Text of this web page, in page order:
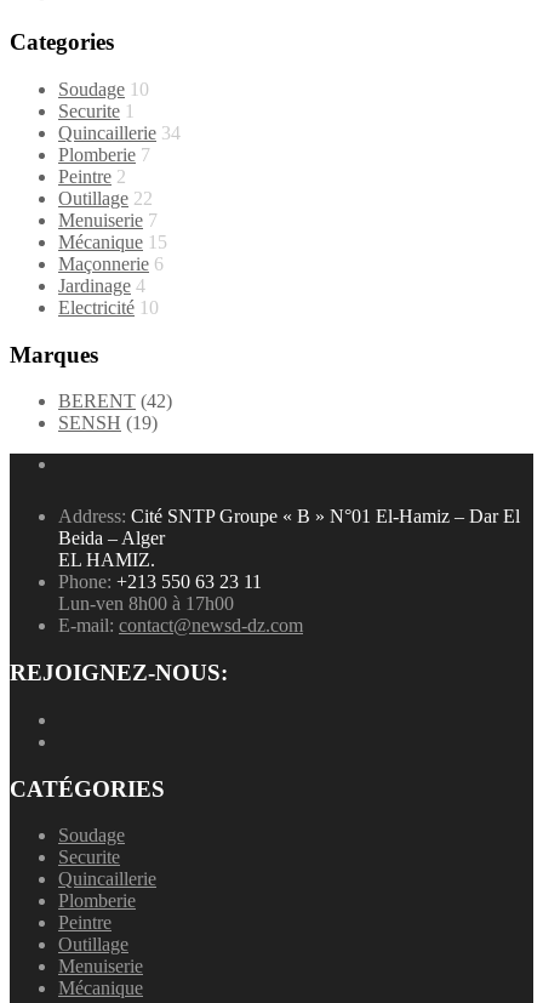
Categories
Soudage 10
Securite 1
Quincaillerie 34
Plomberie 7
Peintre 2
Outillage 22
Menuiserie 7
Mécanique 15
Maçonnerie 6
Jardinage 4
Electricité 10
Marques
BERENT (42)
SENSH (19)
Address: Cité SNTP Groupe « B » N°01 El-Hamiz – Dar El
Beida – Alger
EL HAMIZ.
Phone: +213 550 63 23 11
Lun-ven 8h00 à 17h00
E-mail: contact@newsd-dz.com
REJOIGNEZ-NOUS:
CATÉGORIES
Soudage
Securite
Quincaillerie
Plomberie
Peintre
Outillage
Menuiserie
Mécanique